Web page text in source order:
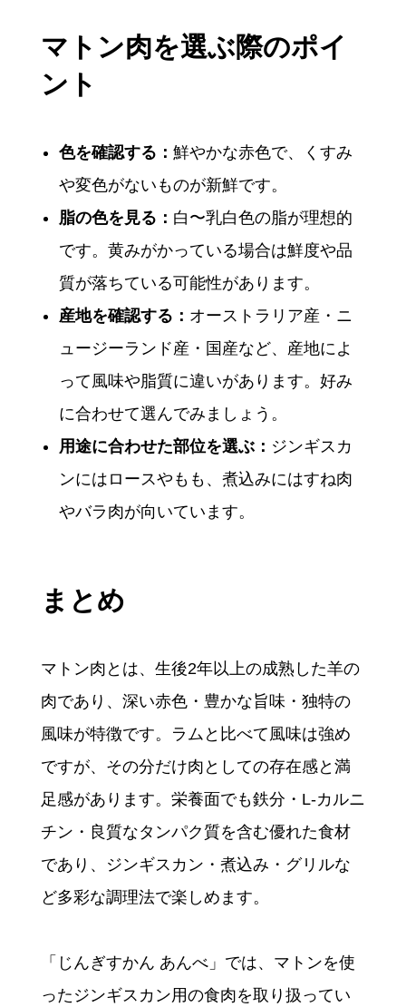
マトン肉を選ぶ際のポイ
ント
色を確認する： 鮮やかな赤色で、くすみ
や変色がないものが新鮮です。
脂の色を見る： 白〜乳白色の脂が理想的
です。黄みがかっている場合は鮮度や品
質が落ちている可能性があります。
産地を確認する： オーストラリア産・ニ
ュージーランド産・国産など、産地によ
って風味や脂質に違いがあります。好み
に合わせて選んでみましょう。
用途に合わせた部位を選ぶ： ジンギスカ
ンにはロースやもも、煮込みにはすね肉
やバラ肉が向いています。
まとめ
マトン肉とは、生後2年以上の成熟した羊の
肉であり、深い赤色・豊かな旨味・独特の
風味が特徴です。ラムと比べて風味は強め
ですが、その分だけ肉としての存在感と満
足感があります。栄養面でも鉄分・L-カルニ
チン・良質なタンパク質を含む優れた食材
であり、ジンギスカン・煮込み・グリルな
ど多彩な調理法で楽しめます。
「じんぎすかん あんべ」では、マトンを使
ったジンギスカン用の食肉を取り扱ってい